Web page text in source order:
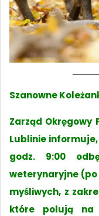
Szanowne
Zarząd Okręgowy
Lublinie informuje,
godz. 9:00
weterynaryjne
myśliwych, z
które polują na